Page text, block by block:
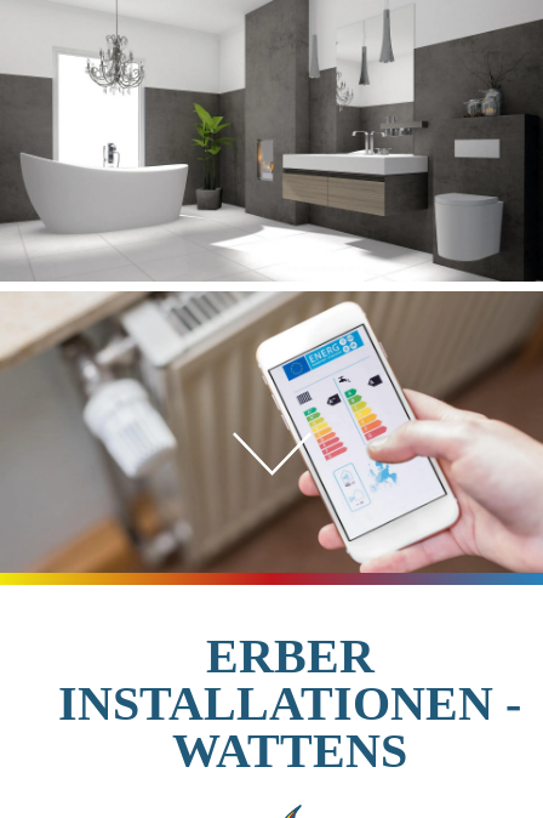
ERBER
INSTALLATIONEN -
WATTENS